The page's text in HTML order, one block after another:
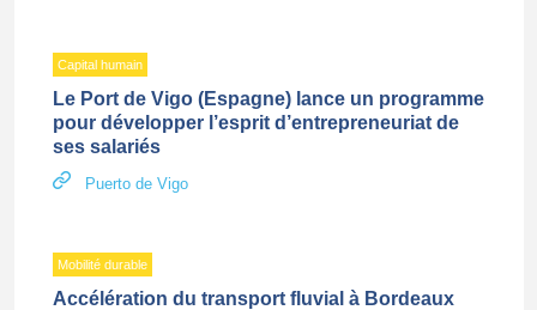
Capital humain
Le Port de Vigo (Espagne) lance un programme
pour développer l’esprit d’entrepreneuriat de
ses salariés
Puerto de Vigo
Mobilité durable
Accélération du transport fluvial à Bordeaux